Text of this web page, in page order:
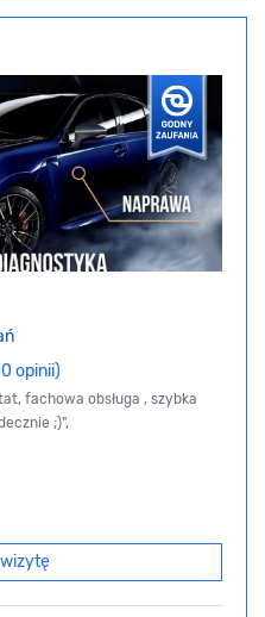
opinii)
fachowa obsługa , szybka
;)",